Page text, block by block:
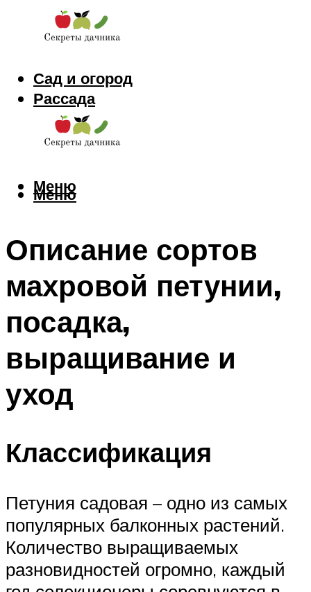
Сад и огород
Рассада
Цветы
Заготовки
Меню
Меню
Описание сортов
махровой петунии,
посадка,
выращивание и
уход
Классификация
Петуния садовая – одно из самых
популярных балконных растений.
Количество выращиваемых
разновидностей огромно, каждый